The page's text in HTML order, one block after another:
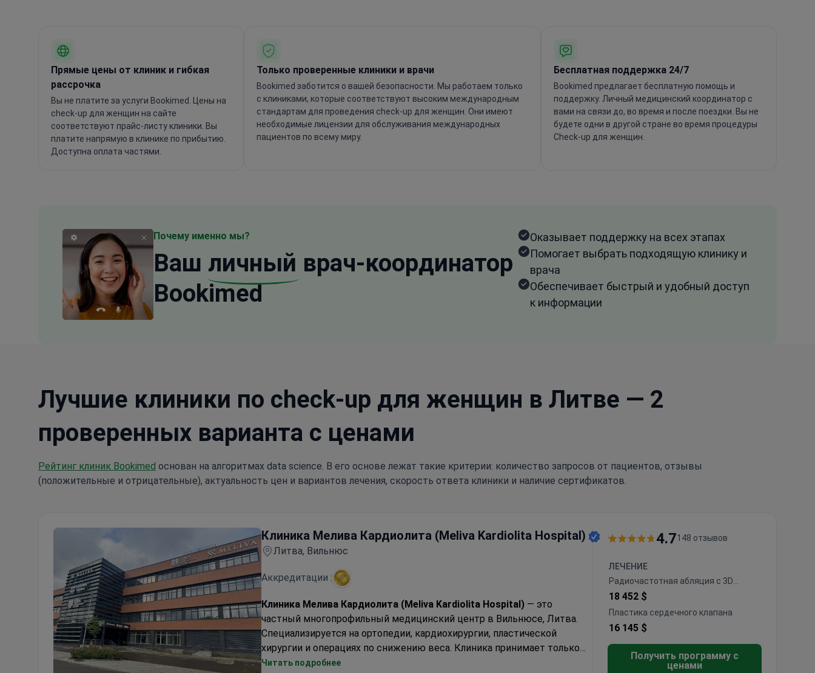
Прямые цены от клиник и гибкая
рассрочка
Вы не платите за услуги Bookimed. Цены на
check-up для женщин на сайте
соответствуют прайс-листу клиники. Вы
платите напрямую в клинике по прибытию.
Доступна оплата частями.
Только проверенные клиники и врачи
Bookimed заботится о вашей безопасности. Мы работаем только
с клиниками, которые соответствуют высоким международным
стандартам для проведения check-up для женщин. Они имеют
необходимые лицензии для обслуживания международных
пациентов по всему миру.
Бесплатная поддержка 24/7
Bookimed предлагает бесплатную помощь и
поддержку. Личный медицинский координатор с
вами на связи до, во время и после поездки. Вы не
будете одни в другой стране во время процедуры
Check-up для женщин.
Почему именно мы?
Ваш личный врач-координатор
Bookimed
Оказывает поддержку на всех этапах
Помогает выбрать подходящую клинику и
врача
Обеспечивает быстрый и удобный доступ
к информации
Лучшие клиники по check-up для женщин в Литве — 2
проверенных варианта с ценами
Рейтинг клиник Bookimed основан на алгоритмах data science. В его основе лежат такие критерии: количество запросов от пациентов, отзывы
(положительные и отрицательные), актуальность цен и вариантов лечения, скорость ответа клиники и наличие сертификатов.
Клиника Мелива Кардиолита (Meliva Kardiolita Hospital)
Литва, Вильнюс
Аккредитации :
Клиника Мелива Кардиолита (Meliva Kardiolita Hospital) — это
частный многопрофильный медицинский центр в Вильнюсе, Литва.
Специализируется на ортопедии, кардиохирургии, пластической
хирургии и операциях по снижению веса. Клиника принимает только
взрослых пациентов (около 298 000 человек в год). Большинство
Читать подробнее
4.7148 отзывов
ЛЕЧЕНИЕ
Радиочастотная абляция с 3D
картированием
18 452 $
Пластика сердечного клапана
16 145 $
Получить программу с
ценами